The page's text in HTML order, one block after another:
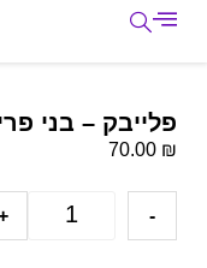
פלייבק – בני
70.00 ₪
-